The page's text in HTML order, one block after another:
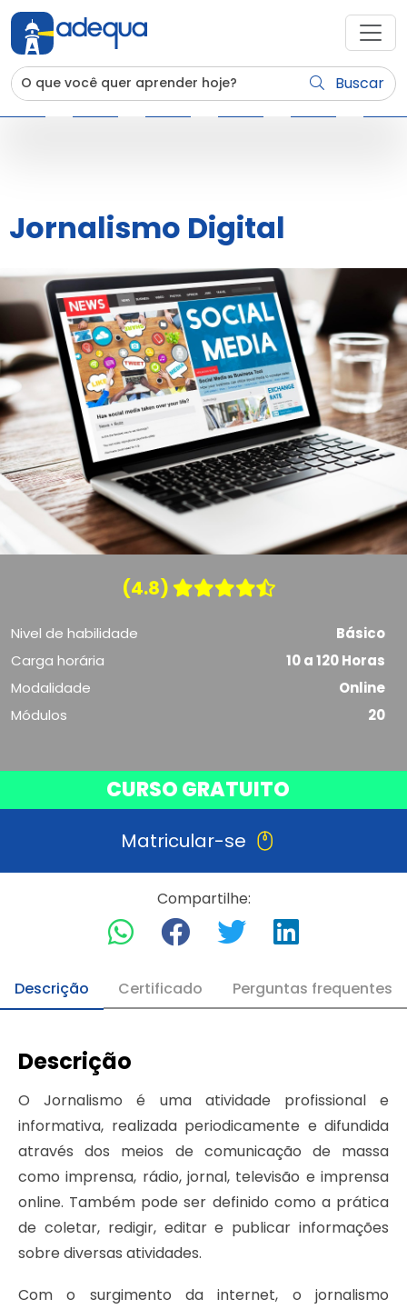
Buscar
Jornalismo Digital
(4.8)
Nivel de habilidade
Básico
Carga horária
10 a 120 Horas
Modalidade
Online
Módulos
20
CURSO GRATUITO
Matricular-se
Compartilhe:
Descrição Certificado Perguntas frequentes
Descrição
O Jornalismo é uma atividade profissional e
informativa, realizada periodicamente e difundida
através dos meios de comunicação de massa
como imprensa, rádio, jornal, televisão e imprensa
online. Também pode ser definido como a prática
de coletar, redigir, editar e publicar informações
sobre diversas atividades.
Com o surgimento da internet, o jornalismo